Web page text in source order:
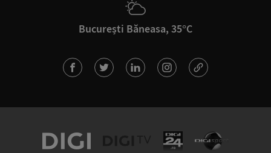
București Băneasa, 35°C